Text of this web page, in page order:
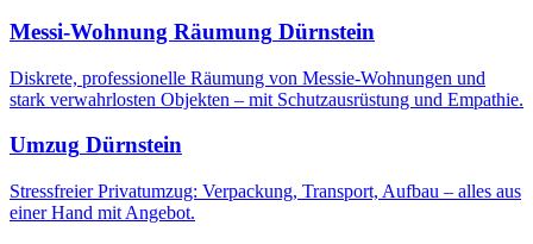
Messi-Wohnung Räumung Dürnstein
Diskrete, professionelle Räumung von Messie-Wohnungen und
stark verwahrlosten Objekten – mit Schutzausrüstung und Empathie.
Umzug Dürnstein
Stressfreier Privatumzug: Verpackung, Transport, Aufbau – alles aus
einer Hand mit Angebot.